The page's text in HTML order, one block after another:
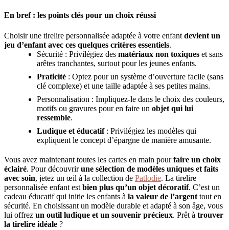
En bref : les points clés pour un choix réussi
Choisir une tirelire personnalisée adaptée à votre enfant devient un
jeu d’enfant avec ces quelques critères essentiels.
Sécurité : Privilégiez des matériaux non toxiques et sans
arêtes tranchantes, surtout pour les jeunes enfants.
Praticité : Optez pour un système d’ouverture facile (sans
clé complexe) et une taille adaptée à ses petites mains.
Personnalisation : Impliquez-le dans le choix des couleurs,
motifs ou gravures pour en faire un objet qui lui
ressemble.
Ludique et éducatif: Privilégiez les modèles qui
expliquent le concept d’épargne de manière amusante.
Vous avez maintenant toutes les cartes en main pourfaire un choix
éclairé. Pour découvrirune sélection de modèles uniques et faits
avec soin, jetez un œil à la collection de Patlodie. La tirelire
personnalisée enfant est bien plus qu’un objet décoratif. C’est un
cadeau éducatif qui initie les enfants à la valeur de l’argent tout en
sécurité. En choisissant un modèle durable et adapté à son âge, vous
lui offrez un outil ludique et un souvenir précieux. Prêt à trouver
la tirelire idéale ?